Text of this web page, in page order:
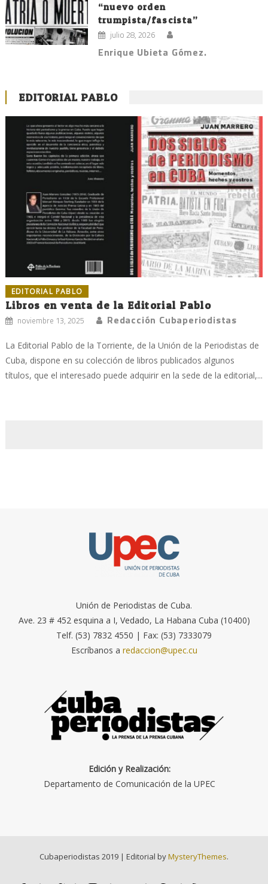
“nuevo orden
trumpista/fascista”
julio 28, 2026
Enrique Ubieta Gómez.
EDITORIAL PABLO
EDITORIAL PABLO
Libros en venta de la Editorial Pablo
noviembre 13, 2025 Redacción Cubaperiodistas
La Editorial Pablo de la Torriente, de la Unión de la Periodistas de
Cuba, dispone en su colección de libros publicados algunos
títulos, que el interesado puede adquirir en la sede de la editorial,...
Unión de Periodistas de Cuba.
Ave. 23 # 452 esquina a I, Vedado, La Habana Cuba (10400)
Telf. (53) 7832 4550 | Fax: (53) 7333079
Escríbanos a redaccion@upec.cu
Edición y Realización:
Departamento de Comunicación de la UPEC
Cubaperiodistas 2019 | Editorial byMysteryThemes.